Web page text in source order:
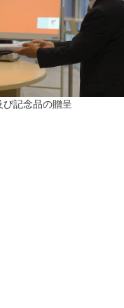
び記念品の贈